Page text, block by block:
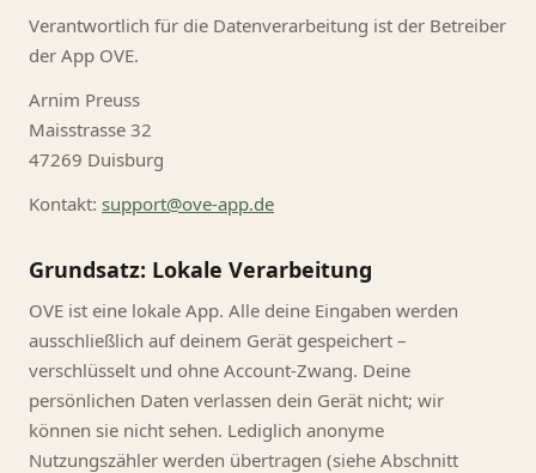
Verantwortlich für die Datenverarbeitung ist der Betreiber
der App OVE.
Arnim Preuss
Maisstrasse 32
47269 Duisburg
Kontakt: support@ove-app.de
Grundsatz: Lokale Verarbeitung
OVE ist eine lokale App. Alle deine Eingaben werden
ausschließlich auf deinem Gerät gespeichert –
verschlüsselt und ohne Account-Zwang. Deine
persönlichen Daten verlassen dein Gerät nicht; wir
können sie nicht sehen. Lediglich anonyme
Nutzungszähler werden übertragen (siehe Abschnitt